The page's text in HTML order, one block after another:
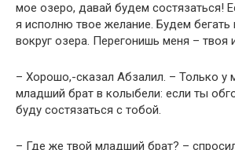
мое озеро, давай будем состязаться!
я исполню твое желание. Будем бегать
вокруг озера. Перегонишь меня – твоя
– Хорошо,-сказал Абзалил. – Только у
младший брат в колыбели: если ты
буду состязаться с тобой.
– Где же твой младший брат? –